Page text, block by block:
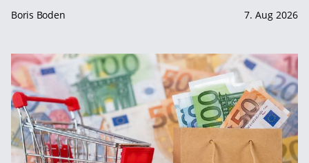
Boris Boden 7. Aug 2026